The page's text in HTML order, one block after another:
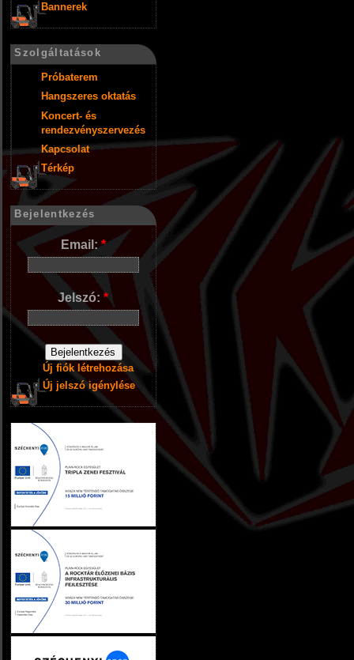
Bannerek
Szolgáltatások
Próbaterem
Hangszeres oktatás
Koncert- és
rendezvényszervezés
Kapcsolat
Térkép
Bejelentkezés
Email:*
Jelszó:*
Új fiók létrehozása
Új jelszó igénylése